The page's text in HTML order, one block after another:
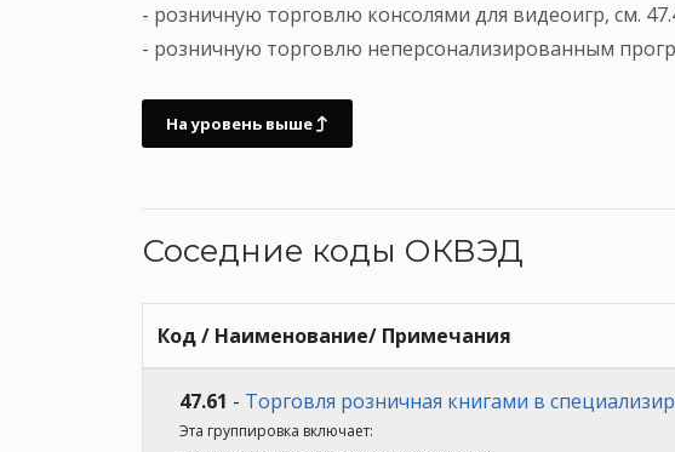
- розничную торговлю консолями для видеоигр, см.
- розничную торговлю неперсонализированным
На уровень выше
Соседние коды ОКВЭД
Код / Наименование/ Примечания
47.61 - Торговля розничная книгами в
Эта группировка включает: